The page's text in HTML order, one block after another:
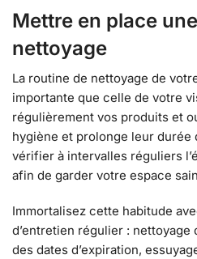
Mettre en place
nettoyage
La routine de nettoyage de
importante que celle de votre
régulièrement vos produits et
hygiène et prolonge leur durée
vérifier à intervalles réguliers
afin de garder votre espace
Immortalisez cette habitude
d’entretien régulier :
des dates d’expiration,